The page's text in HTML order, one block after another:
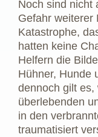
Noch sind nicht
Gefahr weiterer
Katastrophe,
hatten keine
Helfern die
Hühner, Hunde
dennoch gilt
überlebenden
in den
traumatisiert